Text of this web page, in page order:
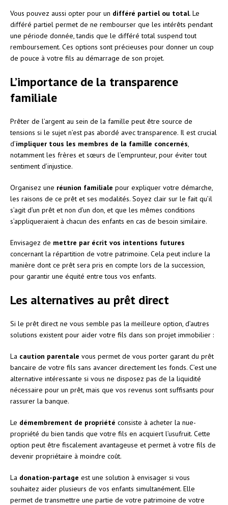
Vous pouvez aussi opter pour un différé partiel ou total. Le
différé partiel permet de ne rembourser que les intérêts pendant
une période donnée, tandis que le différé total suspend tout
remboursement. Ces options sont précieuses pour donner un coup
de pouce à votre fils au démarrage de son projet.
L’importance de la transparence
familiale
Prêter de l’argent au sein de la famille peut être source de
tensions si le sujet n’est pas abordé avec transparence. Il est crucial
d’impliquer tous les membres de la famille concernés
notamment les frères et sœurs de l’emprunteur, pour éviter tout
sentiment d’injustice.
Organisez une réunion familiale pour expliquer votre démarche,
les raisons de ce prêt et ses modalités. Soyez clair sur le fait qu’il
s’agit d’un prêt et non d’un don, et que les mêmes conditions
s’appliqueraient à chacun des enfants en cas de besoin similaire.
Envisagez de mettre par écrit vos intentions futures
concernant la répartition de votre patrimoine. Cela peut inclure la
manière dont ce prêt sera pris en compte lors de la succession,
pour garantir une équité entre tous vos enfants.
Les alternatives au prêt direct
Si le prêt direct ne vous semble pas la meilleure option, d’autres
solutions existent pour aider votre fils dans son projet immobilier :
La caution parentale vous permet de vous porter garant du prêt
bancaire de votre fils sans avancer directement les fonds. C’est une
alternative intéressante si vous ne disposez pas de la liquidité
nécessaire pour un prêt, mais que vos revenus sont suffisants pour
rassurer la banque.
Le démembrement de propriété consiste à acheter la nue-
propriété du bien tandis que votre fils en acquiert l’usufruit. Cette
option peut être fiscalement avantageuse et permet à votre fils de
devenir propriétaire à moindre coût.
La donation-partage est une solution à envisager si vous
souhaitez aider plusieurs de vos enfants simultanément. Elle
permet de transmettre une partie de votre patrimoine de votre